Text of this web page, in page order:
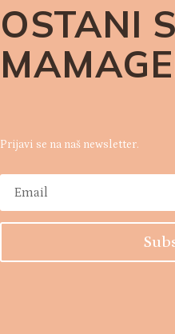
OSTANI S
Prijavi se na naš newsletter.